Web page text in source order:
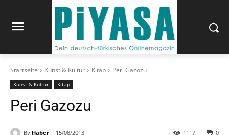
Startseite Kunst & Kultur Kitap Peri Gazozu
Kunst & Kultur Kitap
Peri Gazozu
By Haber 15/08/2013 0
1117